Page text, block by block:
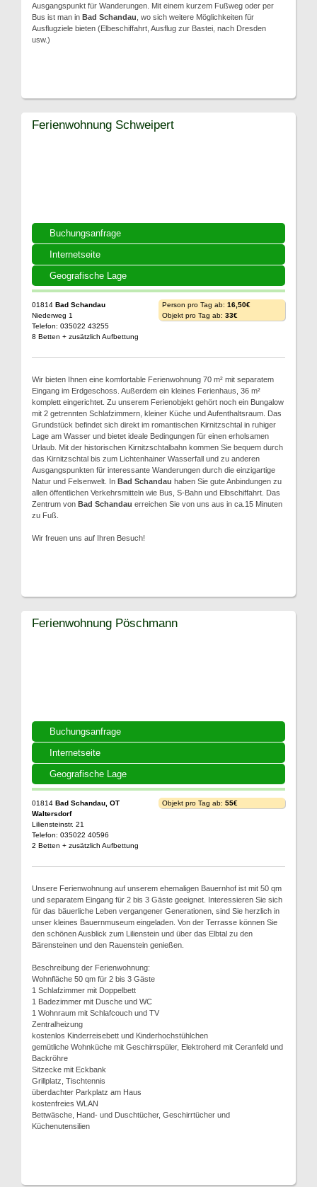
Ausgangspunkt für Wanderungen. Mit einem kurzem Fußweg oder per
Bus ist man in Bad Schandau , wo sich weitere Möglichkeiten für
Ausflugziele bieten (Elbeschiffahrt, Ausflug zur Bastei, nach Dresden
usw.)
Buchungsanfrage
Internetseite
Geografische Lage
Ferienwohnung Schweipert
01814 Bad Schandau
Niederweg 1
Telefon: 035022 43255
8 Betten + zusätzlich Aufbettung
Person pro Tag ab: 16,50€
Objekt pro Tag ab: 33€
Wir bieten Ihnen eine komfortable Ferienwohnung 70 m² mit separatem
Eingang im Erdgeschoss. Außerdem ein kleines Ferienhaus, 36 m²
komplett eingerichtet. Zu unserem Ferienobjekt gehört noch ein Bungalow
mit 2 getrennten Schlafzimmern, kleiner Küche und Aufenthaltsraum. Das
Grundstück befindet sich direkt im romantischen Kirnitzschtal in ruhiger
Lage am Wasser und bietet ideale Bedingungen für einen erholsamen
Urlaub. Mit der historischen Kirnitzschtalbahn kommen Sie bequem durch
das Kirnitzschtal bis zum Lichtenhainer Wasserfall und zu anderen
Ausgangspunkten für interessante Wanderungen durch die einzigartige
Natur und Felsenwelt. In Bad Schandau haben Sie gute Anbindungen zu
allen öffentlichen Verkehrsmitteln wie Bus, S-Bahn und Elbschiffahrt. Das
Zentrum von Bad Schandau erreichen Sie von uns aus in ca.15 Minuten
zu Fuß.
Wir freuen uns auf Ihren Besuch!
Buchungsanfrage
Internetseite
Geografische Lage
Ferienwohnung Pöschmann
01814 Bad Schandau, OT
Waltersdorf
Liliensteinstr. 21
Telefon: 035022 40596
2 Betten + zusätzlich Aufbettung
Objekt pro Tag ab: 55€
Unsere Ferienwohnung auf unserem ehemaligen Bauernhof ist mit 50 qm
und separatem Eingang für 2 bis 3 Gäste geeignet. Interessieren Sie sich
für das bäuerliche Leben vergangener Generationen, sind Sie herzlich in
unser kleines Bauernmuseum eingeladen. Von der Terrasse können Sie
den schönen Ausblick zum Lilienstein und über das Elbtal zu den
Bärensteinen und den Rauenstein genießen.
Beschreibung der Ferienwohnung:
Wohnfläche 50 qm für 2 bis 3 Gäste
1 Schlafzimmer mit Doppelbett
1 Badezimmer mit Dusche und WC
1 Wohnraum mit Schlafcouch und TV
Zentralheizung
kostenlos Kinderreisebett und Kinderhochstühlchen
gemütliche Wohnküche mit Geschirrspüler, Elektroherd mit Ceranfeld und
Backröhre
Sitzecke mit Eckbank
Grillplatz, Tischtennis
überdachter Parkplatz am Haus
kostenfreies WLAN
Bettwäsche, Hand- und Duschtücher, Geschirrtücher und
Küchenutensilien